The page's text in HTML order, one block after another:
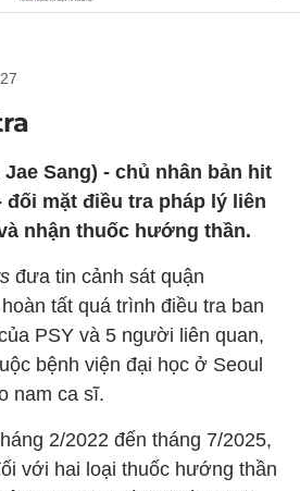
Sang) - chủ nhân bản hit
đối mặt điều tra pháp lý liên
nhận thuốc hướng thần.
đưa tin cảnh sát quận
tất quá trình điều tra ban
PSY và 5 người liên quan,
bệnh viện đại học ở Seoul
nam ca sĩ.
2/2022 đến tháng 7/2025,
với hai loại thuốc hướng thần